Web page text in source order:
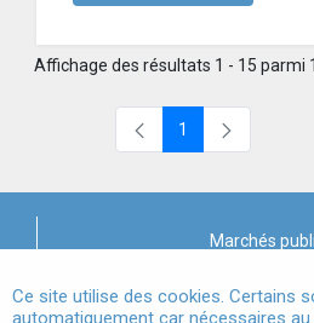
Affichage des résultats 1 - 15 parmi
Page
1
Marchés
Mentions
Ce site utilise des cookies. Certains
automatiquement car nécessaires